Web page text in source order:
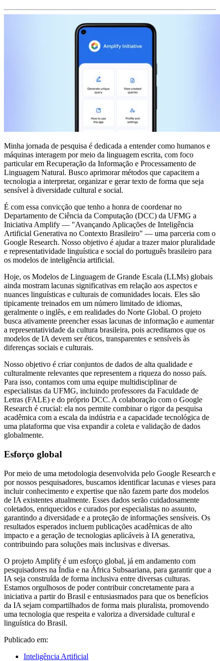
Minha jornada de pesquisa é dedicada a entender como humanos e
máquinas interagem por meio da linguagem escrita, com foco
particular em Recuperação da Informação e Processamento de
Linguagem Natural. Busco aprimorar métodos que capacitem a
tecnologia a interpretar, organizar e gerar texto de forma que seja
sensível à diversidade cultural e social.
É com essa convicção que tenho a honra de coordenar no
Departamento de Ciência da Computação (DCC) da UFMG a
Iniciativa Amplify — "Avançando Aplicações de Inteligência
Artificial Generativa no Contexto Brasileiro" — uma parceria com o
Google Research. Nosso objetivo é ajudar a trazer maior pluralidade
e representatividade linguística e social do português brasileiro para
os modelos de inteligência artificial.
Hoje, os Modelos de Linguagem de Grande Escala (LLMs) globais
ainda mostram lacunas significativas em relação aos aspectos e
nuances linguísticas e culturais de comunidades locais. Eles são
tipicamente treinados em um número limitado de idiomas,
geralmente o inglês, e em realidades do Norte Global. O projeto
busca ativamente preencher essas lacunas de informação e aumentar
a representatividade da cultura brasileira, pois acreditamos que os
modelos de IA devem ser éticos, transparentes e sensíveis às
diferenças sociais e culturais.
Nosso objetivo é criar conjuntos de dados de alta qualidade e
culturalmente relevantes que representem a riqueza do nosso país.
Para isso, contamos com uma equipe multidisciplinar de
especialistas da UFMG, incluindo professores da Faculdade de
Letras (FALE) e do próprio DCC. A colaboração com o Google
Research é crucial: ela nos permite combinar o rigor da pesquisa
acadêmica com a escala da indústria e a capacidade tecnológica de
uma plataforma que visa expandir a coleta e validação de dados
globalmente.
Esforço global
Por meio de uma metodologia desenvolvida pelo Google Research e
por nossos pesquisadores, buscamos identificar lacunas e vieses para
incluir conhecimento e expertise que não fazem parte dos modelos
de IA existentes atualmente. Esses dados serão cuidadosamente
coletados, enriquecidos e curados por especialistas no assunto,
garantindo a diversidade e a proteção de informações sensíveis. Os
resultados esperados incluem publicações acadêmicas de alto
impacto e a geração de tecnologias aplicáveis à IA generativa,
contribuindo para soluções mais inclusivas e diversas.
O projeto Amplify é um esforço global, já em andamento com
pesquisadores na Índia e na África Subsaariana, para garantir que a
IA seja construída de forma inclusiva entre diversas culturas.
Estamos orgulhosos de poder contribuir concretamente para a
iniciativa a partir do Brasil e entusiasmados para que os benefícios
da IA sejam compartilhados de forma mais pluralista, promovendo
uma tecnologia que respeita e valoriza a diversidade cultural e
linguística do Brasil.
Publicado em:
Inteligência Artificial